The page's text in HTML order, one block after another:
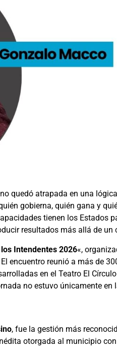
quedó atrapada en una
gobierna, quién gana y
tienen los Estados
resultados más allá de un
Intendentes 2026«,
encuentro reunió a más de
en el Teatro El
no estuvo únicamente en
, fue la gestión más
otorgada al municipio